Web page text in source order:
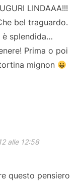
LINDAAA!!!
bel traguardo.
è splendida…
Prima o poi
mignon
alle 12:58
questo pensiero